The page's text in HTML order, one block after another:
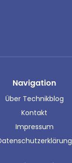
Navigation
Über Technikblog
Kontakt
Impressum